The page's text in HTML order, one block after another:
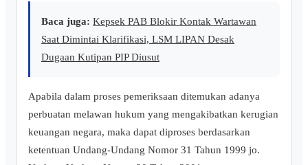
Baca juga: Kepsek PAB Blokir Kontak Wartawan
Saat Dimintai Klarifikasi, LSM LIPAN Desak
Dugaan Kutipan PIP Diusut
Apabila dalam proses pemeriksaan ditemukan adanya
perbuatan melawan hukum yang mengakibatkan kerugian
keuangan negara, maka dapat diproses berdasarkan
ketentuan Undang-Undang Nomor 31 Tahun 1999 jo.